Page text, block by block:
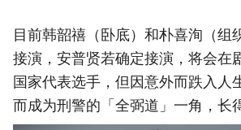
目前韩韶禧（卧底）和朴喜洵（组
接演，安普贤若确定接演，将会在
国家代表选手，但因意外而跌入人
而成为刑警的「全弼道」一角，长